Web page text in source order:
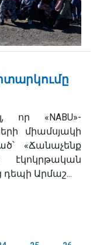
որ «NABU»-
միամսյակի
«Ճանաչենք
էկոկրթական
Արմաշ...